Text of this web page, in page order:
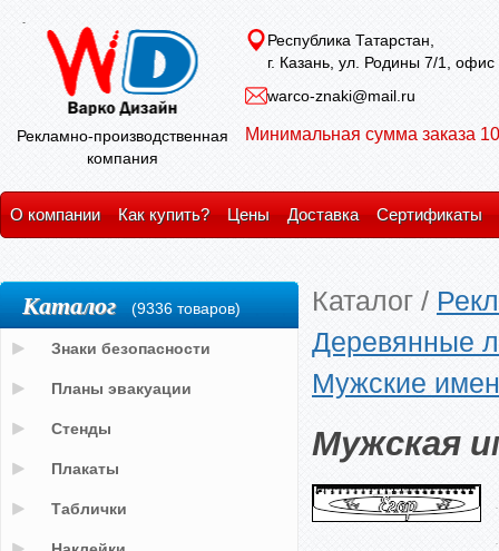
Рекламно-производственная
компания
Республика Татарстан,
г. Казань, ул. Родины 7/1, офис
warco-znaki@mail.ru
Минимальная сумма заказа
О компании Как купить? Цены Доставка Сертификаты
Каталог /
Деревянные
Мужские
Мужская
Каталог (9336 товаров)
Знаки безопасности
Планы эвакуации
Стенды
Плакаты
Таблички